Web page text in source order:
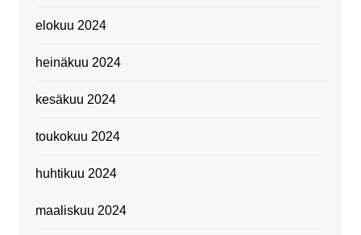
elokuu 2024
heinäkuu 2024
kesäkuu 2024
toukokuu 2024
huhtikuu 2024
maaliskuu 2024